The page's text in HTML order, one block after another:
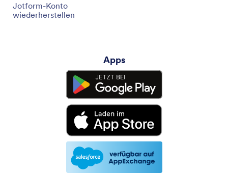
Jotform-Konto
wiederherstellen
Apps